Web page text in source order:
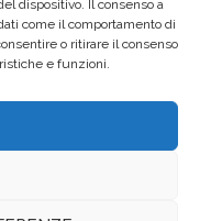
dispositivo. Il consenso a
come il comportamento di
o ritirare il consenso
e funzioni.